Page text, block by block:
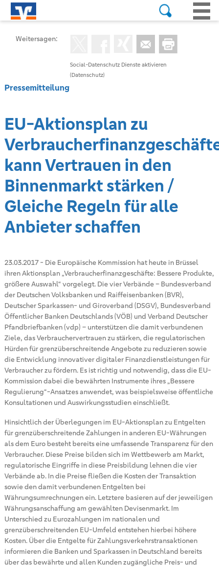
Social-Datenschutz Dienste aktivieren
(Datenschutz)
Weitersagen:
Pressemitteilung
EU-Aktionsplan zu
kann Vertrauen in den
Binnenmarkt stärken /
Gleiche Regeln für alle
Anbieter schaffen
23.03.2017- Die Europäische Kommission hat heute in Brüssel
ihren Aktionsplan „Verbraucherfinanzgeschäfte: Bessere Produkte,
größere Auswahl“ vorgelegt. Die vier Verbände – Bundesverband
der Deutschen Volksbanken und Raiffeisenbanken (BVR),
Deutscher Sparkassen- und Giroverband (DSGV), Bundesverband
Öffentlicher Banken Deutschlands (VÖB) und Verband Deutscher
Pfandbriefbanken (vdp) – unterstützen die damit verbundenen
Ziele, das Verbrauchervertrauen zu stärken, die regulatorischen
Hürden für grenzüberschreitende Angebote zu reduzieren sowie
die Entwicklung innovativer digitaler Finanzdienstleistungen für
Verbraucher zu fördern. Es ist richtig und notwendig, dass die EU-
Kommission dabei die bewährten Instrumente ihres „Bessere
Regulierung“-Ansatzes anwendet, was beispielsweise öffentliche
Konsultationen und Auswirkungsstudien einschließt.
Hinsichtlich der Überlegungen im EU-Aktionsplan zu Entgelten
für grenzüberschreitende Zahlungen in anderen EU-Währungen
als dem Euro besteht bereits eine umfassende Transparenz für den
Verbraucher. Diese Preise bilden sich im Wettbewerb am Markt,
regulatorische Eingriffe in diese Preisbildung lehnen die vier
Verbände ab. In die Preise fließen die Kosten der Transaktion
sowie den damit verbundenen Entgelten bei
Währungsumrechnungen ein. Letztere basieren auf der jeweiligen
Währungsanschaffung am gewählten Devisenmarkt. Im
Unterschied zu Eurozahlungen im nationalen und
grenzüberschreitenden EU-Umfeld entstehen hierbei höhere
Kosten. Über die Entgelte für Zahlungsverkehrstransaktionen
informieren die Banken und Sparkassen in Deutschland bereits
über das bewährte und allen Kunden zugängliche Preis- und